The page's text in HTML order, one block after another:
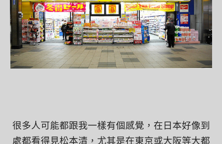
很多人可能都跟我一樣有個感覺，在日本好像到
處都看得見松本清，尤其是在東京或大阪等大都